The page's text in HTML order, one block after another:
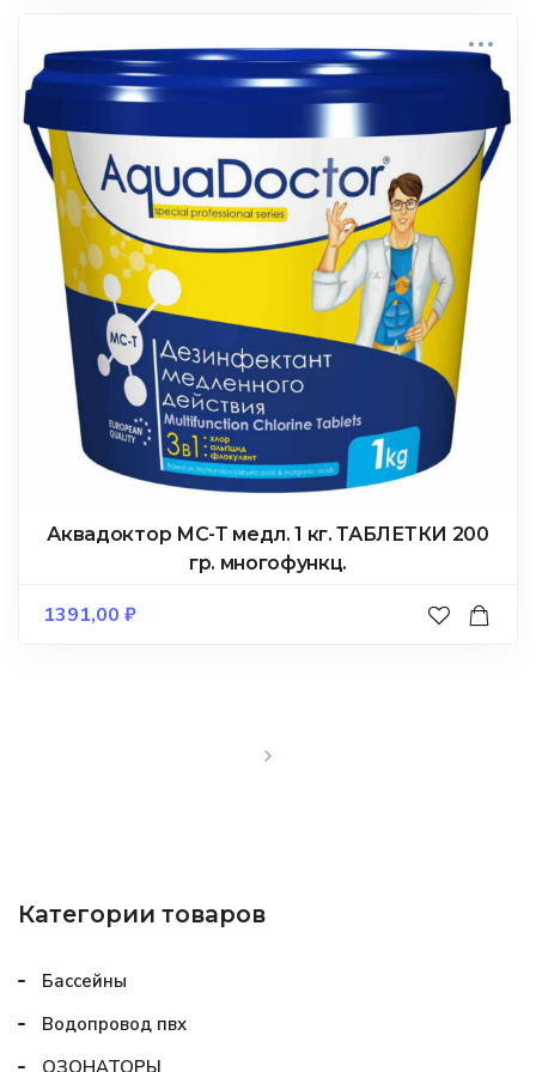
Аквадоктор МС-Т медл. 1 кг. ТАБЛЕТКИ 200
гр. многофункц.
1391,00 ₽
Категории товаров
Бассейны
Водопровод пвх